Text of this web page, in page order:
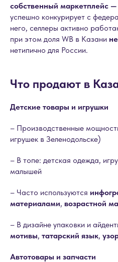
собственный маркетплейс
успешно конкурирует с
него, селлеры активно
при этом доля WB в Казани
нетипично для России.
Что продают в
Детские товары и игрушки
– Производственные
игрушек в Зеленодольске)
– В топе: детская одежда,
малышей
– Часто используются
материалами, возрастной
– В дизайне упаковки и
мотивы, татарский язык,
Автотовары и запчасти